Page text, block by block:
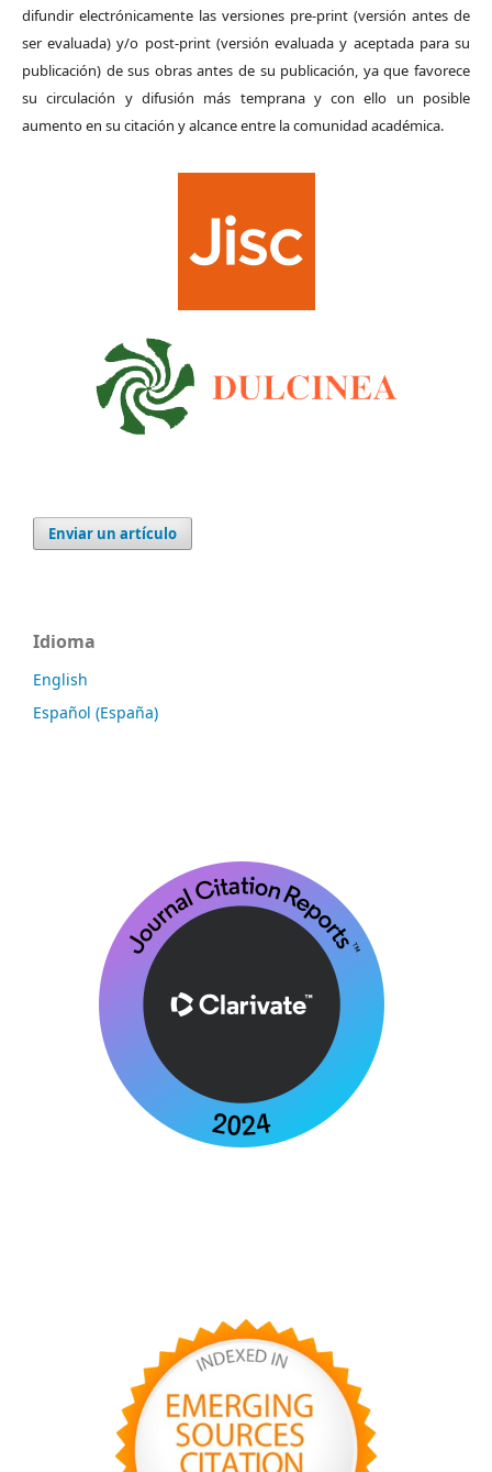
difundir electrónicamente las versiones pre-print (versión antes de
ser evaluada) y/o post-print (versión evaluada y aceptada para su
publicación) de sus obras antes de su publicación, ya que favorece
su circulación y difusión más temprana y con ello un posible
aumento en su citación y alcance entre la comunidad académica.
Enviar un artículo
Idioma
English
Español (España)